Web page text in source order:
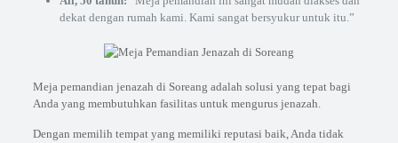
dekat dengan rumah kami. Kami sangat bersyukur untuk itu.”
Meja pemandian jenazah di Soreang adalah solusi yang tepat bagi
Anda yang membutuhkan fasilitas untuk mengurus jenazah.
Dengan memilih tempat yang memiliki reputasi baik, Anda tidak